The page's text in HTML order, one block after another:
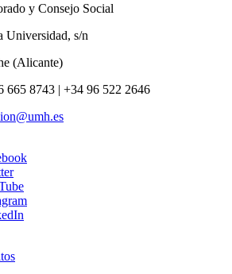
y Consejo Social
Universidad, s/n
(Alicante)
665 8743 | +34 96 522 2646